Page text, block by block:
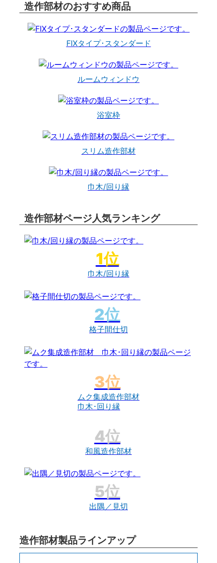
造作部材のおすすめ商品
FIXタイプ･スタンダード
ルームウィンドウ
浴室枠
スリム造作部材
巾木/回り縁
造作部材ページ人気ランキング
巾木/回り縁
格子間仕切
ムク集成造作部材
巾木･回り縁
和風造作部材
出隅／見切
造作部材製品ラインアップ